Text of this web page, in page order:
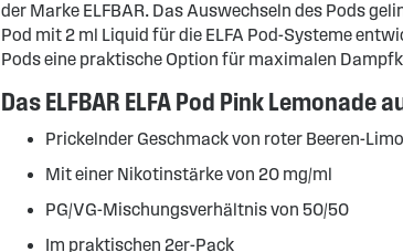
der Marke ELFBAR. Das Auswechseln des Pods
Pod mit 2 ml Liquid für die ELFA Pod-Systeme
Pods eine praktische Option für maximalen
Das ELFBAR ELFA Pod Pink Lemonade
Prickelnder Geschmack von roter Beeren-
Mit einer Nikotinstärke von 20 mg/ml
PG/VG-Mischungsverhältnis von 50/50
Im praktischen 2er-Pack